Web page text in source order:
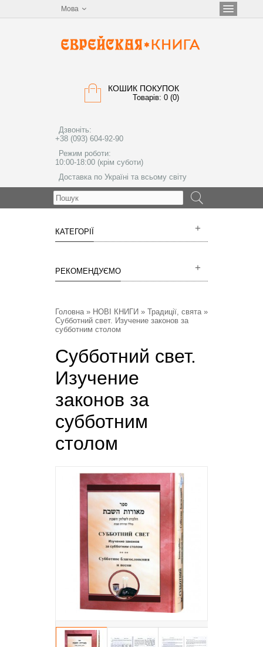
Мова
КОШИК ПОКУПОК
Товарів: 0 (0)
Дзвоніть:
+38 (093) 604-92-90
Режим роботи:
10:00-18:00 (крім суботи)
Доставка по Україні та всьому світу
КАТЕГОРІЇ
РЕКОМЕНДУЄМО
Головна» НОВІ КНИГИ » Традиції, свята»
Субботний свет. Изучение законов за
субботним столом
Субботний свет.
Изучение
законов за
субботним
столом